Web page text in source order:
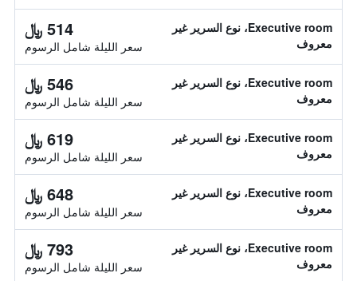
Executive room، نوع السرير غير
معروف
514 ﷼
سعر الليلة شامل الرسوم
Executive room، نوع السرير غير
معروف
546 ﷼
سعر الليلة شامل الرسوم
Executive room، نوع السرير غير
معروف
619 ﷼
سعر الليلة شامل الرسوم
Executive room، نوع السرير غير
معروف
648 ﷼
سعر الليلة شامل الرسوم
Executive room، نوع السرير غير
معروف
793 ﷼
سعر الليلة شامل الرسوم